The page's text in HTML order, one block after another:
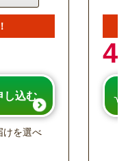
し込む
けを選べ